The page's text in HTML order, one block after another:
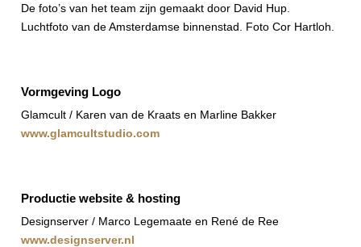
De foto’s van het team zijn gemaakt door David Hup.
Luchtfoto van de Amsterdamse binnenstad. Foto Cor Hartloh.
Vormgeving Logo
Glamcult / Karen van de Kraats en Marline Bakker
www.glamcultstudio.com
Productie website & hosting
Designserver / Marco Legemaate en René de Ree
www.designserver.nl